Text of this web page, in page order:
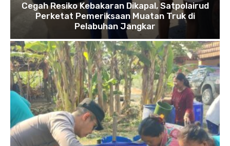
Cegah Resiko Kebakaran Dikapal, Satpolairud
Perketat Pemeriksaan Muatan Truk di
Pelabuhan Jangkar